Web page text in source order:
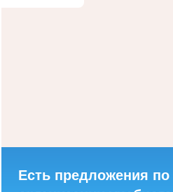
Есть предложения по